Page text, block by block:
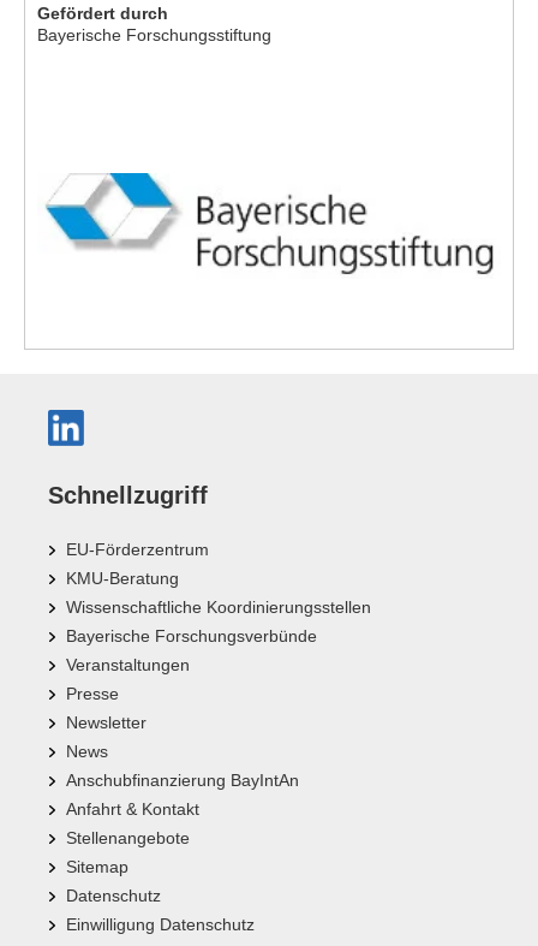
Gefördert durch
Bayerische Forschungsstiftung
Schnellzugriff
EU-Förderzentrum
KMU-Beratung
Wissenschaftliche Koordinierungsstellen
Bayerische Forschungsverbünde
Veranstaltungen
Presse
Newsletter
News
Anschubfinanzierung BayIntAn
Anfahrt & Kontakt
Stellenangebote
Sitemap
Datenschutz
Einwilligung Datenschutz